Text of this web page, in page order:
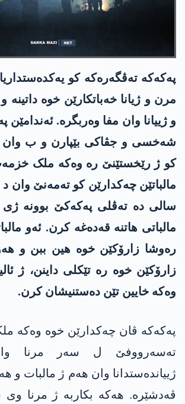
پەکەکە تەڤگەرەکە کو
مرن و ژیانا خەباتکارێن خوە
و ژییانا وان مفا وەربگرە.
شەخسی و جڤاکی بێپارن و ب وان
کو ژ رێخستێنێ رە وەکە ملک
سالی دە تەڤلی پەکەکێ بوونە ژی
مالباتی ھاتنە قەدەغە کرن. ئەو
رەوشا زارۆکێن خوە ھین ببن و
زارۆکێن خوە رە تێکلی داینن، ژ
وەکە خایین تێن دەستنیشان کرن.
پەکەکە ڤان چەکدارێن خوە وەکە
تەسەرووفێ ل سەر مرنا
ژییاندەستدانا وان ھەم ژ مالبات و
ڤەدشێرە. ھەکە بکاربە ژ مرنا وی